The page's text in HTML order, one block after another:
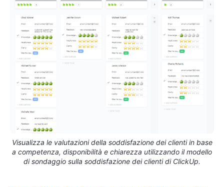
Visualizza le valutazioni della soddisfazione dei clienti in base
a competenza, disponibilità e chiarezza utilizzando il modello
di sondaggio sulla soddisfazione dei clienti di ClickUp.